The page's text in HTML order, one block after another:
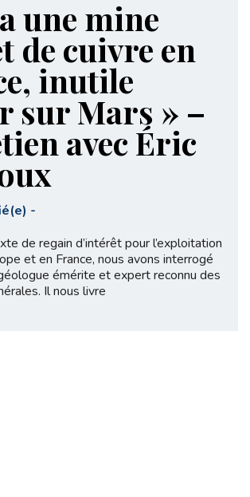
une mine
de cuivre en
inutile
sur Mars » –
avec Éric
-
de regain d’intérêt pour l’exploitation
et en France, nous avons interrogé
émérite et expert reconnu des
Il nous livre